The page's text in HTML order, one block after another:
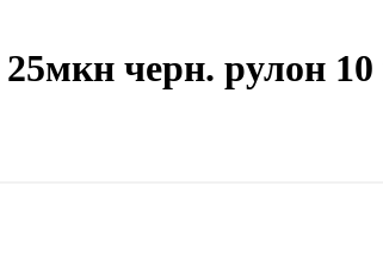
черн. рулон